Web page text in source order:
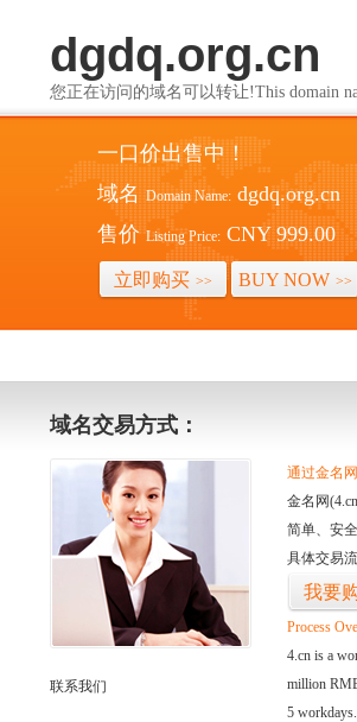
dgdq.org.cn
您正在访问的域名可以转让!This domain
一口价出售中！
域名 Domain Name: dgdq.org.cn
售价 Listing Price: CNY 999.00
立即购买 >> BUY NOW >>
域名交易方式：
联系我们
通过金名
金名网
简单、安
具体交易
我要
Process
4.cn is a
million
5 workdays.